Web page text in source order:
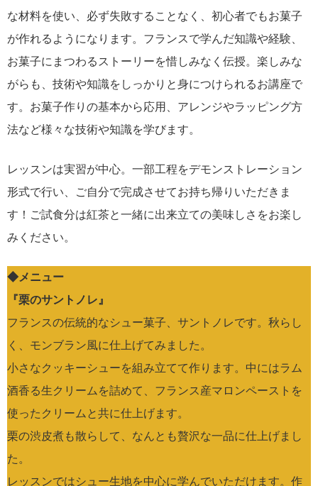
な材料を使い、必ず失敗することなく、初心者でもお菓子
が作れるようになります。フランスで学んだ知識や経験、
お菓子にまつわるストーリーを惜しみなく伝授。楽しみな
がらも、技術や知識をしっかりと身につけられるお講座で
す。お菓子作りの基本から応用、アレンジやラッピング方
法など様々な技術や知識を学びます。
レッスンは実習が中心。一部工程をデモンストレーション
形式で行い、ご自分で完成させてお持ち帰りいただきま
す！ご試食分は紅茶と一緒に出来立ての美味しさをお楽し
みください。
◆メニュー
『栗のサントノレ』
フランスの伝統的なシュー菓子、サントノレです。秋らし
く、モンブラン風に仕上げてみました。
小さなクッキーシューを組み立てて作ります。中にはラム
酒香る生クリームを詰めて、フランス産マロンペーストを
使ったクリームと共に仕上げます。
栗の渋皮煮も散らして、なんとも贅沢な一品に仕上げまし
た。
レッスンではシュー生地を中心に学んでいただけます。作